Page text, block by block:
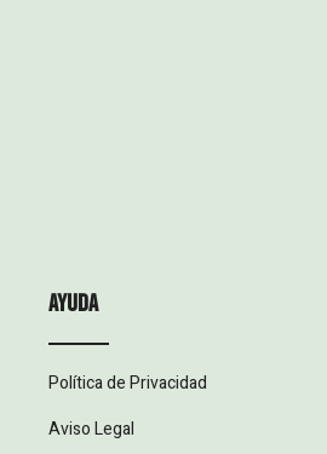
ayuda
Política de Privacidad
Aviso Legal